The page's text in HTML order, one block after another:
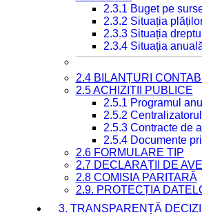
2.3.1 Buget pe
2.3.2 Situația
2.3.3 Situația
2.3.4 Situația
2.4 BILANȚURI
2.5 ACHIZIȚII PUBLICE
2.5.1 Programul
2.5.2
2.5.3 Contracte de
2.5.4 Documente
2.6 FORMULARE TIP
2.7 DECLARAȚII DE
2.8 COMISIA PARITARĂ
2.9. PROTECȚIA
3. TRANSPARENȚĂ